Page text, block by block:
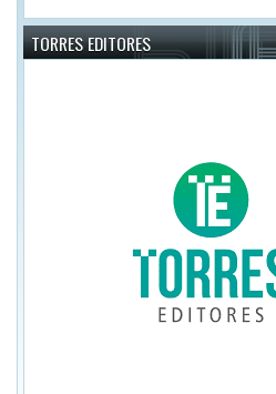
TORRES EDITORES